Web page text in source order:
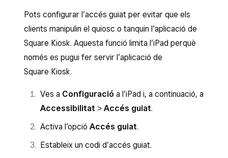
Pots configurar l’accés guiat per evitar que els
clients manipulin el quiosc o tanquin l’aplicació de
Square Kiosk. Aquesta funció limita l’iPad perquè
només es pugui fer servir l’aplicació de
Square Kiosk.
Ves a Configuració a l’iPad i, a continuació, a
Accessibilitat > Accés guiat.
Activa l’opció Accés guiat.
Estableix un codi d’accés guiat.